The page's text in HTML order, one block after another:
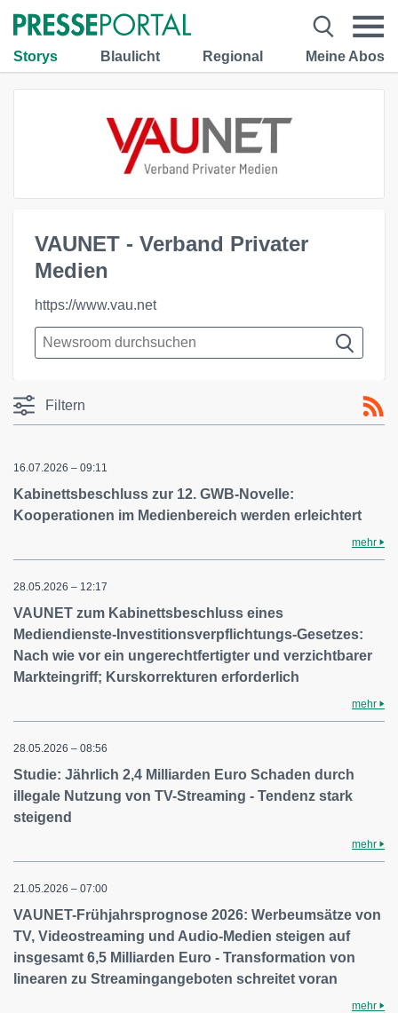
Storys Blaulicht Regional Meine Abos
VAUNET - Verband Privater
Medien
https://www.vau.net
Filtern
16.07.2026 – 09:11
Kabinettsbeschluss zur 12. GWB-Novelle:
Kooperationen im Medienbereich werden erleichtert
mehr
28.05.2026 – 12:17
VAUNET zum Kabinettsbeschluss eines
Mediendienste-Investitionsverpflichtungs-Gesetzes:
Nach wie vor ein ungerechtfertigter und verzichtbarer
Markteingriff; Kurskorrekturen erforderlich
mehr
28.05.2026 – 08:56
Studie: Jährlich 2,4 Milliarden Euro Schaden durch
illegale Nutzung von TV-Streaming - Tendenz stark
steigend
mehr
21.05.2026 – 07:00
VAUNET-Frühjahrsprognose 2026: Werbeumsätze von
TV, Videostreaming und Audio-Medien steigen auf
insgesamt 6,5 Milliarden Euro - Transformation von
linearen zu Streamingangeboten schreitet voran
mehr